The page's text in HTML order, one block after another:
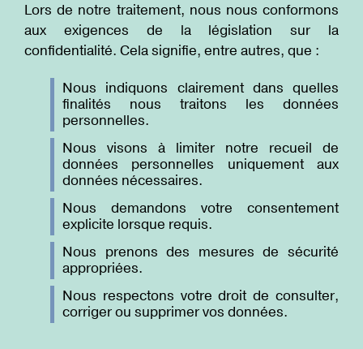
Lors de notre traitement, nous nous conformons
aux exigences de la législation sur la
confidentialité. Cela signifie, entre autres, que :
Nous indiquons clairement dans quelles
finalités nous traitons les données
personnelles.
Nous visons à limiter notre recueil de
données personnelles uniquement aux
données nécessaires.
Nous demandons votre consentement
explicite lorsque requis.
Nous prenons des mesures de sécurité
appropriées.
Nous respectons votre droit de consulter,
corriger ou supprimer vos données.